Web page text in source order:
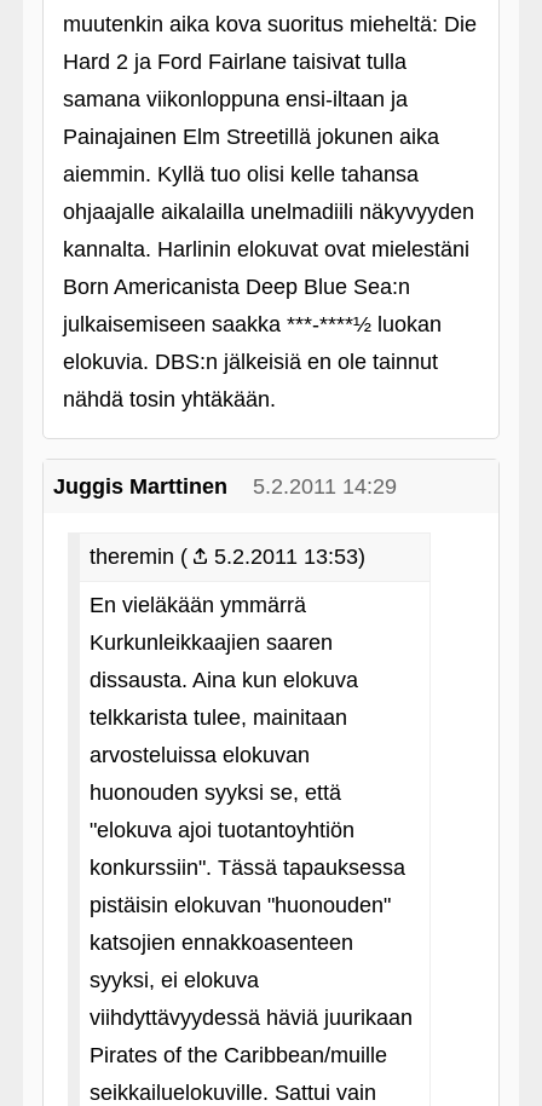
muutenkin aika kova suoritus mieheltä: Die
Hard 2 ja Ford Fairlane taisivat tulla
samana viikonloppuna ensi-iltaan ja
Painajainen Elm Streetillä jokunen aika
aiemmin. Kyllä tuo olisi kelle tahansa
ohjaajalle aikalailla unelmadiili näkyvyyden
kannalta. Harlinin elokuvat ovat mielestäni
Born Americanista Deep Blue Sea:n
julkaisemiseen saakka ***-****½ luokan
elokuvia. DBS:n jälkeisiä en ole tainnut
nähdä tosin yhtäkään.
Juggis Marttinen 5.2.2011 14:29
theremin (
5.2.2011 13:53)
En vieläkään ymmärrä
Kurkunleikkaajien saaren
dissausta. Aina kun elokuva
telkkarista tulee, mainitaan
arvosteluissa elokuvan
huonouden syyksi se, että
"elokuva ajoi tuotantoyhtiön
konkurssiin". Tässä tapauksessa
pistäisin elokuvan "huonouden"
katsojien ennakkoasenteen
syyksi, ei elokuva
viihdyttävyydessä häviä juurikaan
Pirates of the Caribbean/muille
seikkailuelokuville. Sattui vain